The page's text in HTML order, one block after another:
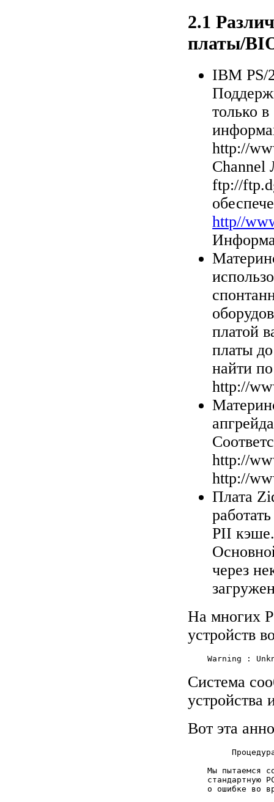
2.1
платы/
IBM PS/
только
http://
Channel
ftp://
http//
платой
платы
найти
http://
http://
http://
Плата
PII
через
На многих
устройств
Система
устройства
Вот эта
Мы пытаемся
стандартную
о ошибке во